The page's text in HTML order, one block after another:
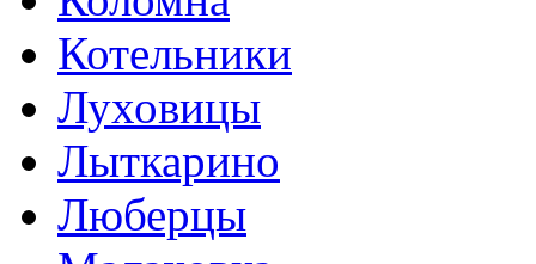
Котельники
Луховицы
Лыткарино
Люберцы